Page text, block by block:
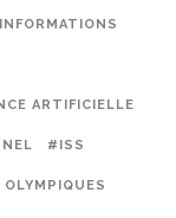
ARTIFICIELLE
#ISS
OLYMPIQUES